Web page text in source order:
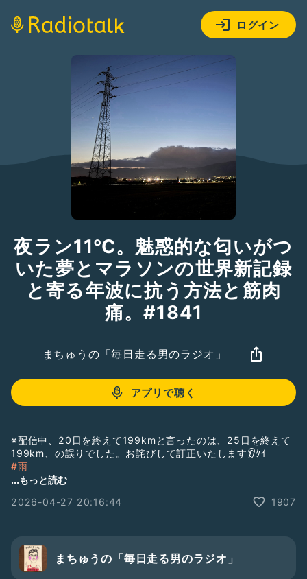
ログイン
夜ラン11℃。魅惑的な匂いがつ
いた夢とマラソンの世界新記録
と寄る年波に抗う方法と筋肉
痛。#1841
まちゅうの「毎日走る男のラジオ」
アプリで聴く
※配信中、20日を終えて199kmと言ったのは、25日を終えて
199km、の誤りでした。お詫びして訂正いたします👂ｸｲ
#雨
#二度寝
#筋肉痛
#たけちゃん
#月間走行距離
#マラソン
...もっと読む
2026-04-27 20:16:44
1907
まちゅうの「毎日走る男のラジオ」